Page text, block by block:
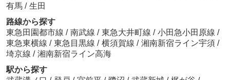
有馬 / 生田
路線から探す
東急田園都市線 / 南武線 / 東急大井町線 / 小田急小田原線 /
東急東横線 / 東急目黒線 / 横須賀線 / 湘南新宿ライン宇須 /
埼京線 / 湘南新宿ライン高海
駅から探す